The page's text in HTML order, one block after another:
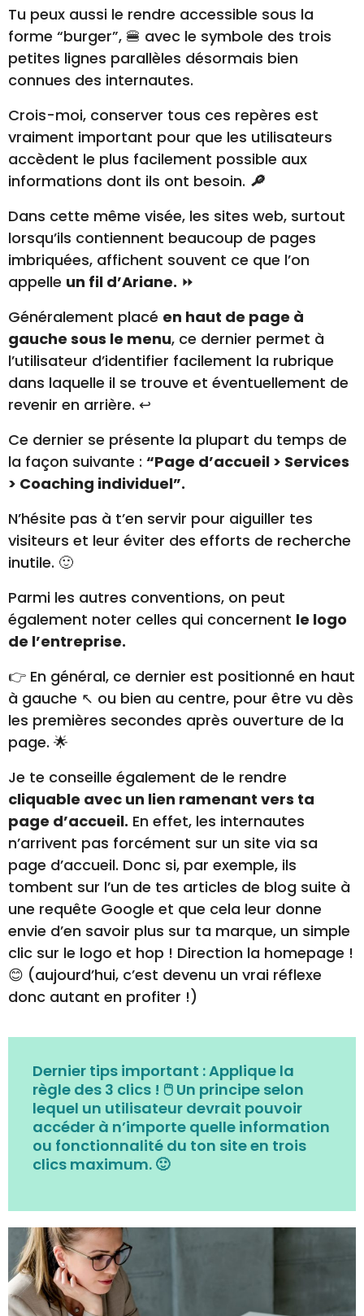
Tu peux aussi le rendre accessible sous la
forme “burger”, 🍔 avec le symbole des trois
petites lignes parallèles désormais bien
connues des internautes.
Crois-moi, conserver tous ces repères est
vraiment important pour que les utilisateurs
accèdent le plus facilement possible aux
informations dont ils ont besoin. 🔎
Dans cette même visée, les sites web, surtout
lorsqu’ils contiennent beaucoup de pages
imbriquées, affichent souvent ce que l’on
appelle un fil d’Ariane. ⏩
Généralement placé en haut de page à
gauche sous le menu, ce dernier permet à
l’utilisateur d’identifier facilement la rubrique
dans laquelle il se trouve et éventuellement de
revenir en arrière. ↩️
Ce dernier se présente la plupart du temps de
la façon suivante : “Page d’accueil > Services
> Coaching individuel”.
N’hésite pas à t’en servir pour aiguiller tes
visiteurs et leur éviter des efforts de recherche
inutile. 🙂
Parmi les autres conventions, on peut
également noter celles qui concernent le logo
de l’entreprise.
👉 En général, ce dernier est positionné en haut
à gauche ↖️ ou bien au centre, pour être vu dès
les premières secondes après ouverture de la
page. 🌟
Je te conseille également de le rendre
cliquable avec un lien ramenant vers ta
page d’accueil. En effet, les internautes
n’arrivent pas forcément sur un site via sa
page d’accueil. Donc si, par exemple, ils
tombent sur l’un de tes articles de blog suite à
une requête Google et que cela leur donne
envie d’en savoir plus sur ta marque, un simple
clic sur le logo et hop ! Direction la homepage !
😊 (aujourd’hui, c’est devenu un vrai réflexe
donc autant en profiter !)
Dernier tips important :Applique la
règle des 3 clics ! 🖱️ Un principe selon
lequel un utilisateur devrait pouvoir
accéder à n’importe quelle information
ou fonctionnalité du ton site en trois
clics maximum. 🙂